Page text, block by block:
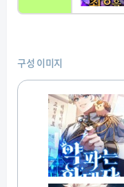
구성 이미지